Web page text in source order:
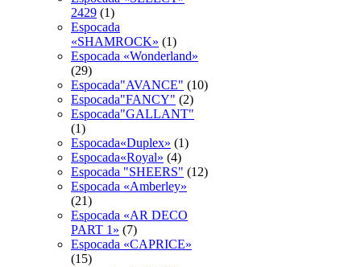
2429 (1)
Espocada
«SHAMROCK» (1)
Espocada «Wonderland»
(29)
Espocada"AVANCE" (10)
Espocada"FANCY" (2)
Espocada"GALLANT"
(1)
Espocada«Duplex» (1)
Espocada«Royal» (4)
Espocadа "SHEERS" (12)
Espocadа «Amberley»
(21)
Espocadа «AR DECO
PART 1» (7)
Espocadа «CAPRICE»
(15)